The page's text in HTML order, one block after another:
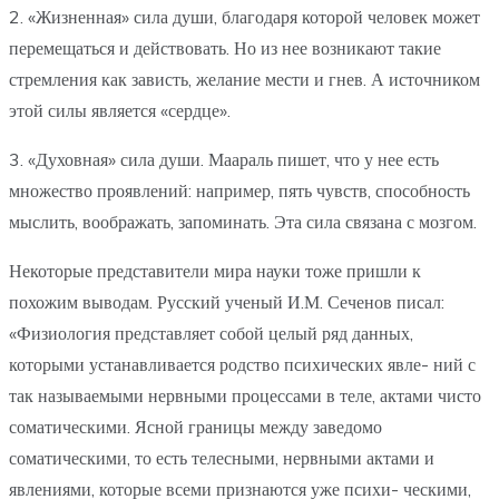
2. «Жизненная» сила души, благодаря которой человек может
перемещаться и действовать. Но из нее возникают такие
стремления как зависть, желание мести и гнев. А источником
этой силы является «сердце».
3. «Духовная» сила души. Маараль пишет, что у нее есть
множество проявлений: например, пять чувств, способность
мыслить, воображать, запоминать. Эта сила связана с мозгом.
Некоторые представители мира науки тоже пришли к
похожим выводам. Русский ученый И.М. Сеченов писал:
«Физиология представляет собой целый ряд данных,
которыми устанавливается родство психических явле- ний с
так называемыми нервными процессами в теле, актами чисто
соматическими. Ясной границы между заведомо
соматическими, то есть телесными, нервными актами и
явлениями, которые всеми признаются уже психи- ческими,